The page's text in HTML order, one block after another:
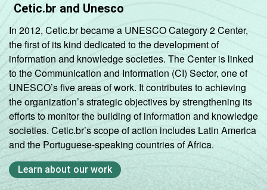
Cetic.br and Unesco
In 2012, Cetic.br became a UNESCO Category 2 Center,
the first of its kind dedicated to the development of
information and knowledge societies. The Center is linked
to the Communication and Information (CI) Sector, one of
UNESCO’s five areas of work. It contributes to achieving
the organization’s strategic objectives by strengthening its
efforts to monitor the building of information and knowledge
societies. Cetic.br’s scope of action includes Latin America
and the Portuguese-speaking countries of Africa.
Learn about our work